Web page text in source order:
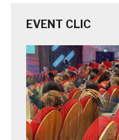
EVENT CLIC